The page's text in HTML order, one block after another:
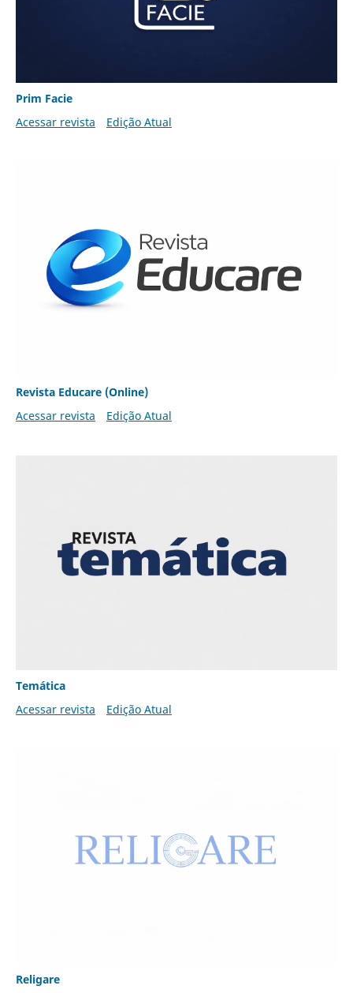
Prim Facie
Acessar revista
Edição Atual
Revista Educare (Online)
Acessar revista
Edição Atual
Temática
Acessar revista
Edição Atual
Religare